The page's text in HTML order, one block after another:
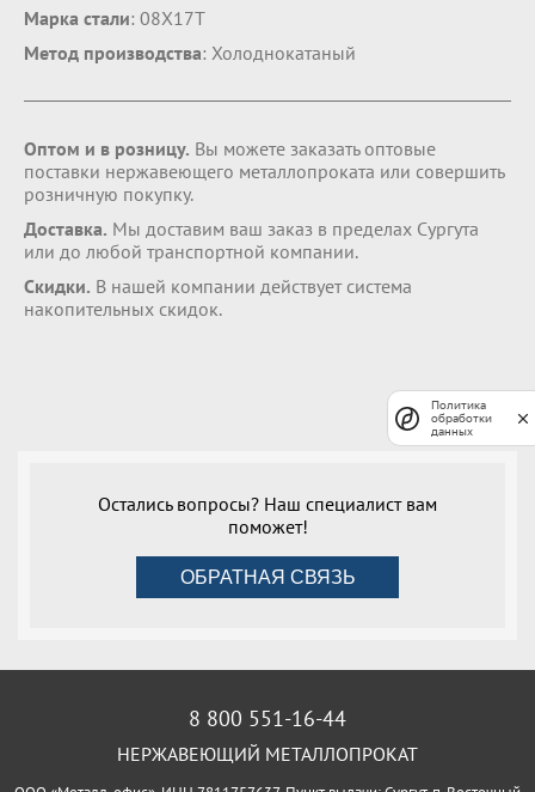
Марка стали: 08X17T
Метод производства: Холоднокатаный
Оптом и в розницу. Вы можете заказать оптовые
поставки нержавеющего металлопроката или совершить
розничную покупку.
Доставка. Мы доставим ваш заказ в пределах Сургута
или до любой транспортной компании.
Скидки. В нашей компании действует система
накопительных скидок.
Остались вопросы? Наш специалист вам
поможет!
ОБРАТНАЯ СВЯЗЬ
8 800 551-16-44
НЕРЖАВЕЮЩИЙ МЕТАЛЛОПРОКАТ
Политика
обработки
данных